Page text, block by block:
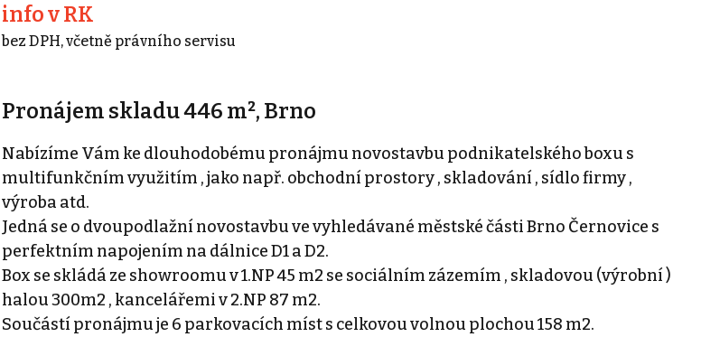
info v RK
bez DPH, včetně právního servisu
Pronájem skladu 446 m², Brno
Nabízíme Vám ke dlouhodobému pronájmu novostavbu podnikatelského boxu s
multifunkčním využitím , jako např. obchodní prostory , skladování , sídlo firmy ,
výroba atd.
Jedná se o dvoupodlažní novostavbu ve vyhledávané městské části Brno Černovice s
perfektním napojením na dálnice D1 a D2.
Box se skládá ze showroomu v 1.NP 45 m2 se sociálním zázemím , skladovou (výrobní )
halou 300m2 , kancelářemi v 2.NP 87 m2.
Součástí pronájmu je 6 parkovacích míst s celkovou volnou plochou 158 m2.